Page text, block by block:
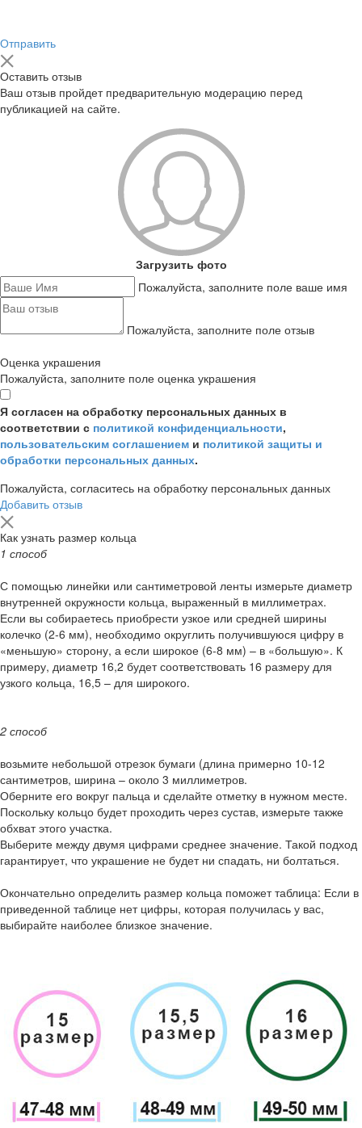
Отправить
Оставить отзыв
Ваш отзыв пройдет предварительную модерацию перед
публикацией на сайте.
Загрузить фото
Пожалуйста, заполните поле ваше имя
Пожалуйста, заполните поле отзыв
Оценка украшения
Пожалуйста, заполните поле оценка украшения
Я согласен на обработку персональных данных в
соответствии с политикой конфиденциальности,
пользовательским соглашением и политикой защиты и
обработки персональных данных.
Пожалуйста, согласитесь на обработку персональных данных
Добавить отзыв
Как узнать размер кольца
1 способ
С помощью линейки или сантиметровой ленты измерьте диаметр
внутренней окружности кольца, выраженный в миллиметрах.
Если вы собираетесь приобрести узкое или средней ширины
колечко (2-6 мм), необходимо округлить получившуюся цифру в
«меньшую» сторону, а если широкое (6-8 мм) – в «большую». К
примеру, диаметр 16,2 будет соответствовать 16 размеру для
узкого кольца, 16,5 – для широкого.
2 способ
возьмите небольшой отрезок бумаги (длина примерно 10-12
сантиметров, ширина – около 3 миллиметров.
Оберните его вокруг пальца и сделайте отметку в нужном месте.
Поскольку кольцо будет проходить через сустав, измерьте также
обхват этого участка.
Выберите между двумя цифрами среднее значение. Такой подход
гарантирует, что украшение не будет ни спадать, ни болтаться.
Окончательно определить размер кольца поможет таблица: Если в
приведенной таблице нет цифры, которая получилась у вас,
выбирайте наиболее близкое значение.